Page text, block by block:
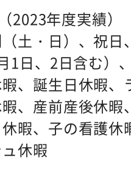
2023年度実績）
土・日）、祝
1日、2日含む）
、誕生日休暇
、産前産後休
暇、子の看護
休暇